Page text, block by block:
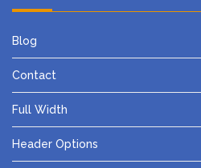
Blog
Contact
Full Width
Header Options